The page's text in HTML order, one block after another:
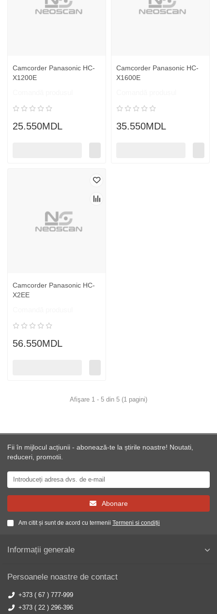
Camcorder Panasonic HC-
X1200E
25.550MDL
Camcorder Panasonic HC-
X1600E
35.550MDL
Camcorder Panasonic HC-
X2EE
56.550MDL
Afişare 1 - 5 din 5 (1 pagini)
Fii în mijlocul acțiunii - abonează-te la știrile noastre! Noutati,
reduceri, promotii.
Abonare
Am citit și sunt de acord cu termenii Termeni si condiții
Informații generale
Persoanele noastre de contact
+373 ( 67 ) 777-999
+373 ( 22 ) 296-396